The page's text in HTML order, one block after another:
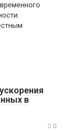
в
0